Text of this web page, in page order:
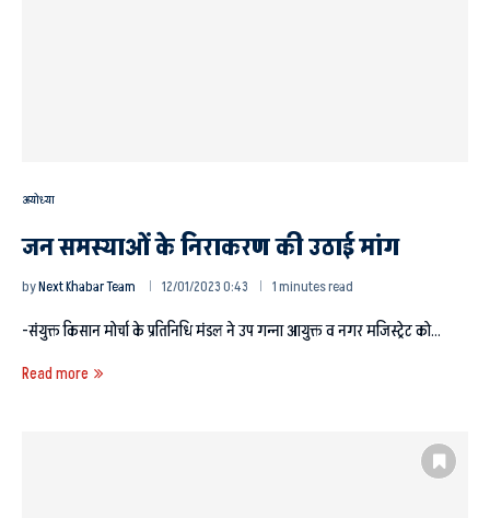
अयोध्या
जन समस्याओं के निराकरण की उठाई मांग
byNext Khabar Team 12/01/2023 0:43 1 minutes read
-संयुक्त किसान मोर्चा के प्रतिनिधि मंडल ने उप गन्ना आयुक्त व नगर मजिस्ट्रेट को…
Read more